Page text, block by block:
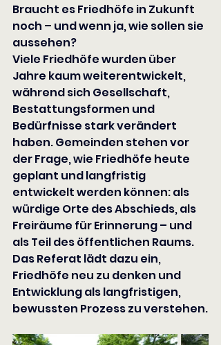
Braucht es Friedhöfe in Zukunft
noch – und wenn ja, wie sollen sie
aussehen?
Viele Friedhöfe wurden über
Jahre kaum weiterentwickelt,
während sich Gesellschaft,
Bestattungsformen und
Bedürfnisse stark verändert
haben. Gemeinden stehen vor
der Frage, wie Friedhöfe heute
geplant und langfristig
entwickelt werden können: als
würdige Orte des Abschieds, als
Freiräume für Erinnerung – und
als Teil des öffentlichen Raums.
Das Referat lädt dazu ein,
Friedhöfe neu zu denken und
Entwicklung als langfristigen,
bewussten Prozess zu verstehen.